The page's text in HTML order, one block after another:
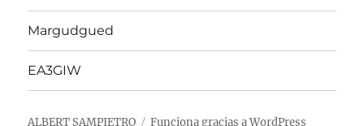
Margudgued
EA3GIW
ALBERT SAMPIETRO Funciona gracias a WordPress